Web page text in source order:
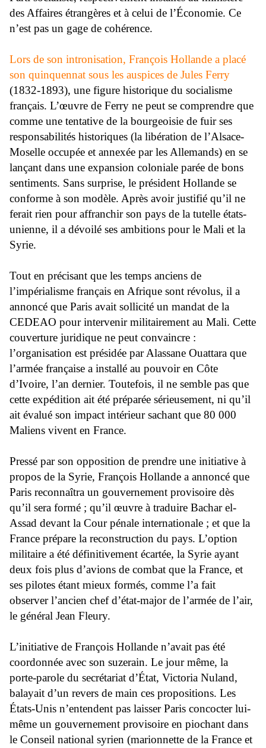
des Affaires étrangères et à celui de l’Économie. Ce
n’est pas un gage de cohérence.
Lors de son intronisation, François Hollande a placé
son quinquennat sous les auspices de Jules Ferry
(1832-1893), une figure historique du socialisme
français. L’œuvre de Ferry ne peut se comprendre que
comme une tentative de la bourgeoisie de fuir ses
responsabilités historiques (la libération de l’Alsace-
Moselle occupée et annexée par les Allemands) en se
lançant dans une expansion coloniale parée de bons
sentiments. Sans surprise, le président Hollande se
conforme à son modèle. Après avoir justifié qu’il ne
ferait rien pour affranchir son pays de la tutelle états-
unienne, il a dévoilé ses ambitions pour le Mali et la
Syrie.
Tout en précisant que les temps anciens de
l’impérialisme français en Afrique sont révolus, il a
annoncé que Paris avait sollicité un mandat de la
CEDEAO pour intervenir militairement au Mali. Cette
couverture juridique ne peut convaincre :
l’organisation est présidée par Alassane Ouattara que
l’armée française a installé au pouvoir en Côte
d’Ivoire, l’an dernier. Toutefois, il ne semble pas que
cette expédition ait été préparée sérieusement, ni qu’il
ait évalué son impact intérieur sachant que 80 000
Maliens vivent en France.
Pressé par son opposition de prendre une initiative à
propos de la Syrie, François Hollande a annoncé que
Paris reconnaîtra un gouvernement provisoire dès
qu’il sera formé ; qu’il œuvre à traduire Bachar el-
Assad devant la Cour pénale internationale ; et que la
France prépare la reconstruction du pays. L’option
militaire a été définitivement écartée, la Syrie ayant
deux fois plus d’avions de combat que la France, et
ses pilotes étant mieux formés, comme l’a fait
observer l’ancien chef d’état-major de l’armée de l’air,
le général Jean Fleury.
L’initiative de François Hollande n’avait pas été
coordonnée avec son suzerain. Le jour même, la
porte-parole du secrétariat d’État, Victoria Nuland,
balayait d’un revers de main ces propositions. Les
États-Unis n’entendent pas laisser Paris concocter lui-
même un gouvernement provisoire en piochant dans
le Conseil national syrien (marionnette de la France et